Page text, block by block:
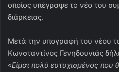
οποίος υπέγραψε το νέο του
διάρκειας.
Μετά την υπογραφή του νέου
Κωνσταντίνος Γενηδουνιάς
«Είμαι πολύ ευτυχισμένος που